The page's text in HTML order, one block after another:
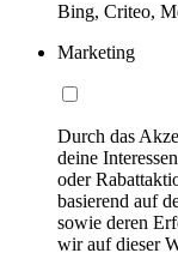
Bing, Criteo,
Marketing
Durch das
deine
oder
basierend auf
sowie deren
wir auf dieser